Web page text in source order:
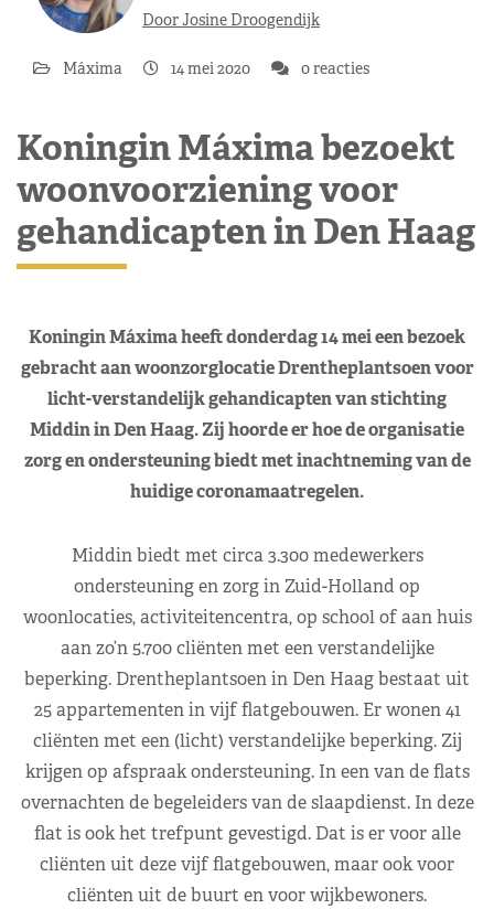
Door Josine Droogendijk
Máxima 14 mei 2020 0 reacties
Koningin Máxima bezoekt
woonvoorziening voor
gehandicapten in Den Haag
Koningin Máxima heeft donderdag 14 mei een bezoek
gebracht aan woonzorglocatie Drentheplantsoen voor
licht-verstandelijk gehandicapten van stichting
Middin in Den Haag. Zij hoorde er hoe de organisatie
zorg en ondersteuning biedt met inachtneming van de
huidige coronamaatregelen.
Middin biedt met circa 3.300 medewerkers
ondersteuning en zorg in Zuid-Holland op
woonlocaties, activiteitencentra, op school of aan huis
aan zo’n 5.700 cliënten met een verstandelijke
beperking. Drentheplantsoen in Den Haag bestaat uit
25 appartementen in vijf flatgebouwen. Er wonen 41
cliënten met een (licht) verstandelijke beperking. Zij
krijgen op afspraak ondersteuning. In een van de flats
overnachten de begeleiders van de slaapdienst. In deze
flat is ook het trefpunt gevestigd. Dat is er voor alle
cliënten uit deze vijf flatgebouwen, maar ook voor
cliënten uit de buurt en voor wijkbewoners.